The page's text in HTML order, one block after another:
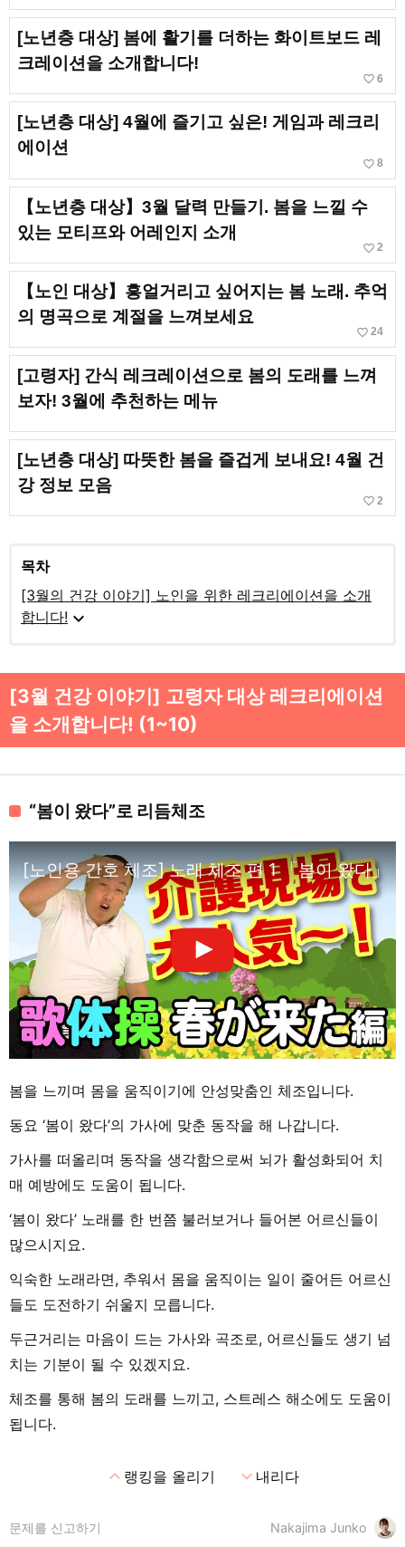
[노년층 대상] 봄에 활기를 더하는 화이트보드 레
크레이션을 소개합니다!
favorite_border 6
[노년층 대상] 4월에 즐기고 싶은! 게임과 레크리
에이션
favorite_border 8
【노년층 대상】3월 달력 만들기. 봄을 느낄 수
있는 모티프와 어레인지 소개
favorite_border 2
【노인 대상】흥얼거리고 싶어지는 봄 노래. 추억
의 명곡으로 계절을 느껴보세요
favorite_border 24
[고령자] 간식 레크레이션으로 봄의 도래를 느껴
보자! 3월에 추천하는 메뉴
[노년층 대상] 따뜻한 봄을 즐겁게 보내요! 4월 건
강 정보 모음
favorite_border 2
목차
[3월의 건강 이야기] 노인을 위한 레크리에이션을 소개
합니다! expand_more
[3월 건강 이야기] 고령자 대상 레크리에이션
을 소개합니다! (1~10)
“봄이 왔다”로 리듬체조
[노인용 간호 체조] 노래 체조 편 1 「봄이 왔다」
봄을 느끼며 몸을 움직이기에 안성맞춤인 체조입니다.
동요 ‘봄이 왔다’의 가사에 맞춘 동작을 해 나갑니다.
가사를 떠올리며 동작을 생각함으로써 뇌가 활성화되어 치
매 예방에도 도움이 됩니다.
‘봄이 왔다’ 노래를 한 번쯤 불러보거나 들어본 어르신들이
많으시지요.
익숙한 노래라면, 추워서 몸을 움직이는 일이 줄어든 어르신
들도 도전하기 쉬울지 모릅니다.
두근거리는 마음이 드는 가사와 곡조로, 어르신들도 생기 넘
치는 기분이 될 수 있겠지요.
체조를 통해 봄의 도래를 느끼고, 스트레스 해소에도 도움이
됩니다.
expand_less랭킹을 올리기 expand_more내리다
Nakajima Junko
문제를 신고하기